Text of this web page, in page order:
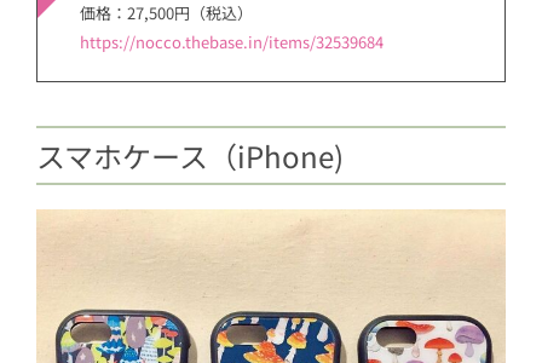
価格：27,500円（税込）
https://nocco.thebase.in/items/32539684
スマホケース（iPhone)